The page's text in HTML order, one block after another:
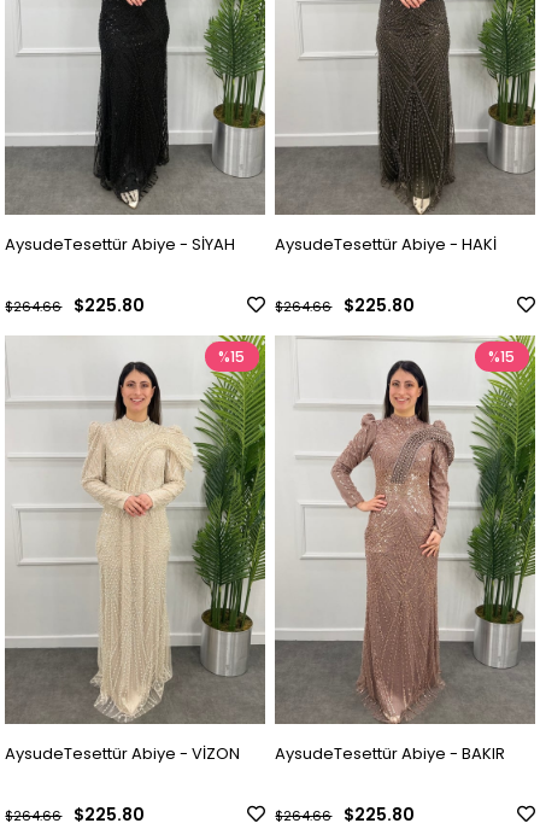
AysudeTesettür Abiye - SİYAH
$225.80
$264.66
AysudeTesettür Abiye - HAKİ
$225.80
$264.66
AysudeTesettür Abiye - VİZON
$225.80
$264.66
%15
AysudeTesettür Abiye - BAKIR
$225.80
$264.66
%15